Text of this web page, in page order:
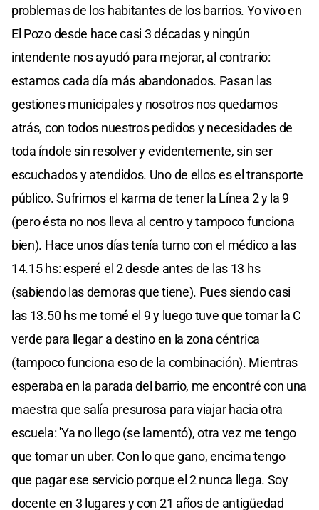
problemas de los habitantes de los barrios. Yo vivo en
El Pozo desde hace casi 3 décadas y ningún
intendente nos ayudó para mejorar, al contrario:
estamos cada día más abandonados. Pasan las
gestiones municipales y nosotros nos quedamos
atrás, con todos nuestros pedidos y necesidades de
toda índole sin resolver y evidentemente, sin ser
escuchados y atendidos. Uno de ellos es el transporte
público. Sufrimos el karma de tener la Línea 2 y la 9
(pero ésta no nos lleva al centro y tampoco funciona
bien). Hace unos días tenía turno con el médico a las
14.15 hs: esperé el 2 desde antes de las 13 hs
(sabiendo las demoras que tiene). Pues siendo casi
las 13.50 hs me tomé el 9 y luego tuve que tomar la C
verde para llegar a destino en la zona céntrica
(tampoco funciona eso de la combinación). Mientras
esperaba en la parada del barrio, me encontré con una
maestra que salía presurosa para viajar hacia otra
escuela: 'Ya no llego (se lamentó), otra vez me tengo
que tomar un uber. Con lo que gano, encima tengo
que pagar ese servicio porque el 2 nunca llega. Soy
docente en 3 lugares y con 21 años de antigüedad